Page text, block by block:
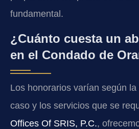
fundamental.
¿Cuánto cuesta un
en el Condado de
Los honorarios varían según
caso y los servicios que se
Offices Of SRIS, P.C.,